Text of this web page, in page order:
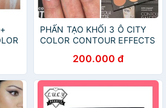
PHẤN TẠO KHỐI 3 Ô CITY
COLOR CONTOUR EFFECTS
200.000 đ